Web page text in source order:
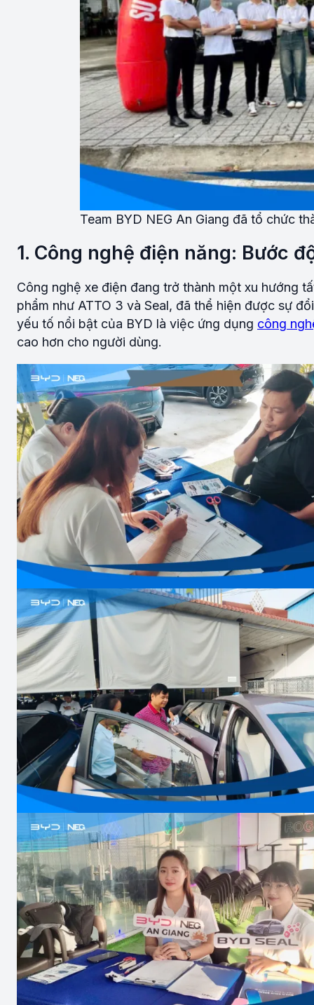
Team BYD NEG An Giang đã tổ chức
1. Công nghệ điện năng: Bước
Công nghệ xe điện đang trở thành một xu hướng
phẩm như ATTO 3 và Seal, đã thể hiện được sự
yếu tố nổi bật của BYD là việc ứng dụng công
cao hơn cho người dùng.